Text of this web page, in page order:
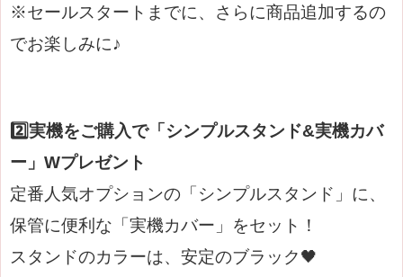
※セールスタートまでに、さらに商品追加するの
でお楽しみに♪
2️⃣実機をご購入で「シンプルスタンド&実機カバ
ー」Wプレゼント
定番人気オプションの「シンプルスタンド」に、
保管に便利な「実機カバー」をセット！
スタンドのカラーは、安定のブラック🖤